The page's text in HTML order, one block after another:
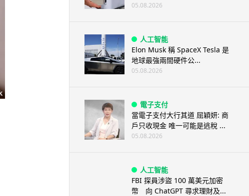
05.08.2026
人工智能
Elon Musk 稱 SpaceX Tesla 是
地球最強兩間硬件公...
05.08.2026
電子支付
當電子支付大行其道 屈穎妍: 商
戶只收現金 唯一可能是逃稅 ...
05.08.2026
人工智能
FBI 探員涉盜 100 萬美元加密
幣 向 ChatGPT 尋求理財及...